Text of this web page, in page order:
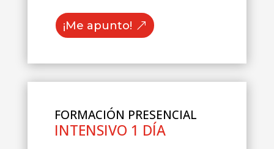
¡Me apunto!
FORMACIÓN PRESENCIAL
INTENSIVO 1 DÍA